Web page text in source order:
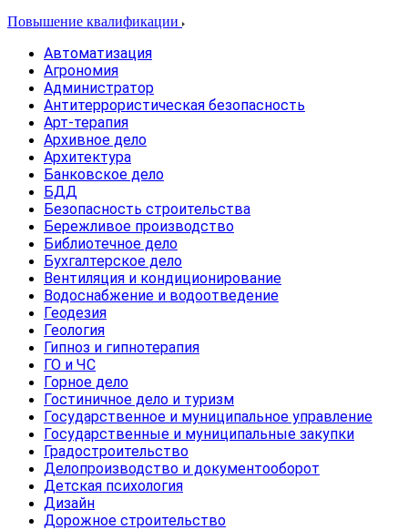
Повышение квалификации
Автоматизация
Агрономия
Администратор
Антитеррористическая безопасность
Арт-терапия
Архивное дело
Архитектура
Банковское дело
БДД
Безопасность строительства
Бережливое производство
Библиотечное дело
Бухгалтерское дело
Вентиляция и кондиционирование
Водоснабжение и водоотведение
Геодезия
Геология
Гипноз и гипнотерапия
ГО и ЧС
Горное дело
Гостиничное дело и туризм
Государственное и муниципальное управление
Государственные и муниципальные закупки
Градостроительство
Делопроизводство и документооборот
Детская психология
Дизайн
Дорожное строительство